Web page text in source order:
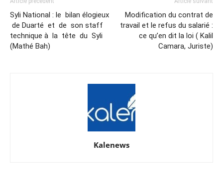
Syli National : le bilan élogieux
de Duarté et de son staff
technique à la tête du Syli
(Mathé Bah)
Modification du contrat de
travail et le refus du salarié :
ce qu’en dit la loi ( Kalil
Camara, Juriste)
Kalenews